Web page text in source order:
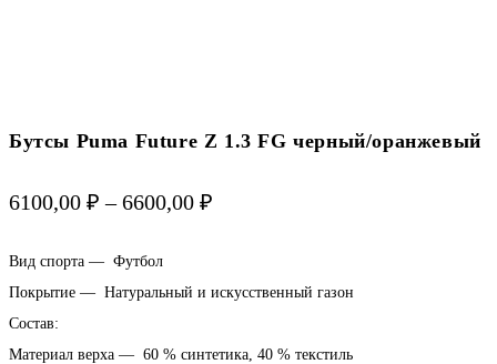
Бутсы Puma Future Z 1.3 FG черный/оранжевый
6100,00 ₽ – 6600,00 ₽
6100,00 ₽
Вид спорта — Футбол
Покрытие — Натуральный и искусственный газон
Состав:
Материал верха — 60 % синтетика, 40 % текстиль